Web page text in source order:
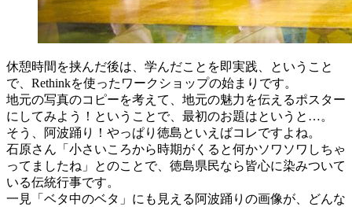
休憩時間を挟んだ後は、学んだことを即実践、ということ
で、Rethinkを使ったワークショップの始まりです。
地元の写真のコピーを考えて、地元の魅力を伝えるポスター
にしてみよう！ということで、最初のお題はというと…。
そう、阿波踊り！やっぱり徳島といえばコレですよね。
石原さん「小さいころから時期がくると何かソワソワしちゃ
ってましたね」とのことで、徳島県民なら皆心に染みついて
いる伝統行事です。
一見「ベタ中のベタ」にも見える阿波踊りの画像が、どんな